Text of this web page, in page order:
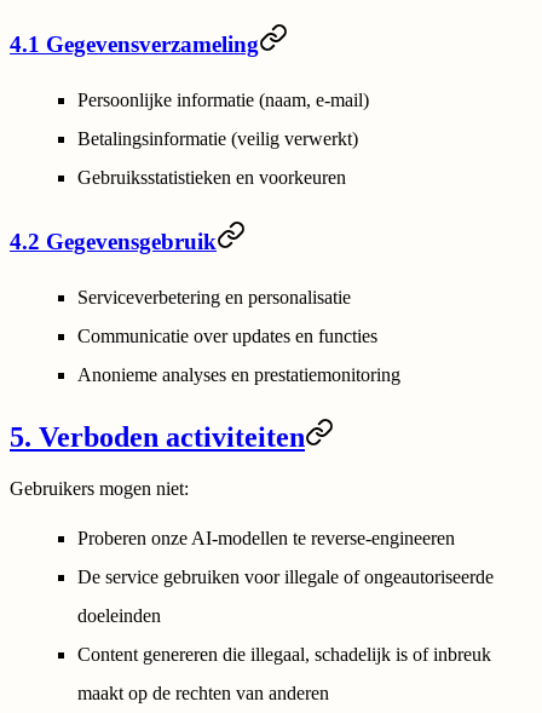
4.1 Gegevensverzameling
Persoonlijke informatie (naam, e-mail)
Betalingsinformatie (veilig verwerkt)
Gebruiksstatistieken en voorkeuren
4.2 Gegevensgebruik
Serviceverbetering en personalisatie
Communicatie over updates en functies
Anonieme analyses en prestatiemonitoring
5. Verboden activiteiten
Gebruikers mogen niet:
Proberen onze AI-modellen te reverse-engineeren
De service gebruiken voor illegale of ongeautoriseerde
doeleinden
Content genereren die illegaal, schadelijk is of inbreuk
maakt op de rechten van anderen